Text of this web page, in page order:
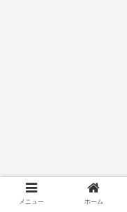
メニュー ホーム